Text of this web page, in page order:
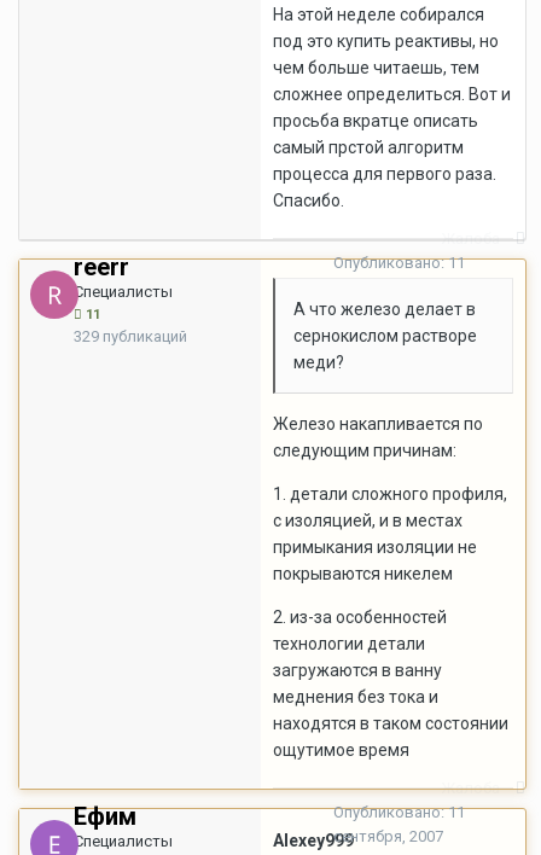
На этой неделе собирался
под это купить реактивы, но
чем больше читаешь, тем
сложнее определиться. Вот и
просьба вкратце описать
самый прстой алгоритм
процесса для первого раза.
Спасибо.
reerr
Специалисты
11
329 публикаций
Жалоба
Опубликовано:11
А что железо делает в
сернокислом растворе
меди?
Железо накапливается по
следующим причинам:
1. детали сложного профиля,
с изоляцией, и в местах
примыкания изоляции не
покрываются никелем
2. из-за особенностей
технологии детали
загружаются в ванну
меднения без тока и
находятся в таком состоянии
ощутимое время
Ефим
Специалисты
Жалоба
Опубликовано:11
сентября, 2007
Alexey999